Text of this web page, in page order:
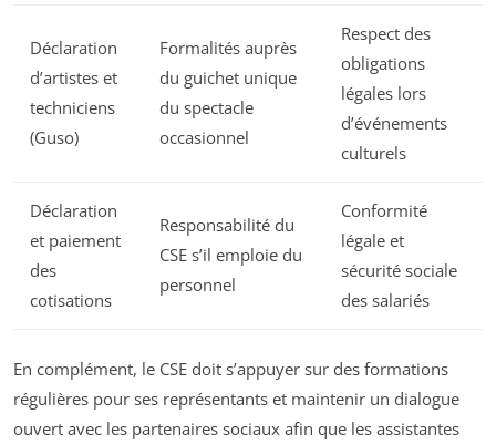
Déclaration
d’artistes et
techniciens
(Guso)
Formalités auprès
du guichet unique
du spectacle
occasionnel
Respect des
obligations
légales lors
d’événements
culturels
Déclaration
et paiement
des
cotisations
Responsabilité du
CSE s’il emploie du
personnel
Conformité
légale et
sécurité sociale
des salariés
En complément, le CSE doit s’appuyer sur des formations
régulières pour ses représentants et maintenir un dialogue
ouvert avec les partenaires sociaux afin que les assistantes